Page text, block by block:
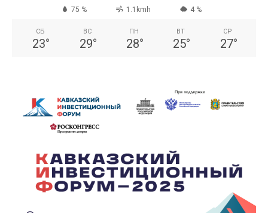
75 % 1.1kmh 4 %
СБ
23°
ВС
29°
ПН
28°
ВТ
25°
СР
27°